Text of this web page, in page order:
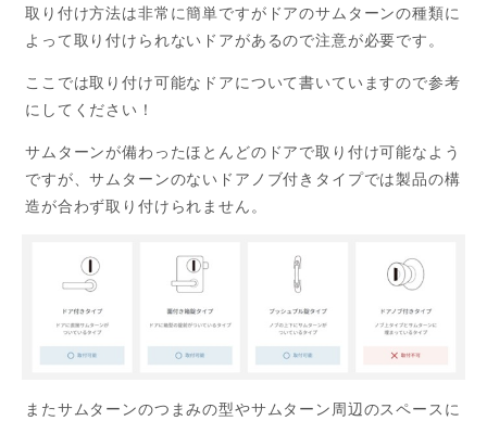
取り付け方法は非常に簡単ですがドアのサムターンの種類に
よって取り付けられないドアがあるので注意が必要です。
ここでは取り付け可能なドアについて書いていますので参考
にしてください！
サムターンが備わったほとんどのドアで取り付け可能なよう
ですが、サムターンのないドアノブ付きタイプでは製品の構
造が合わず取り付けられません。
またサムターンのつまみの型やサムターン周辺のスペースに